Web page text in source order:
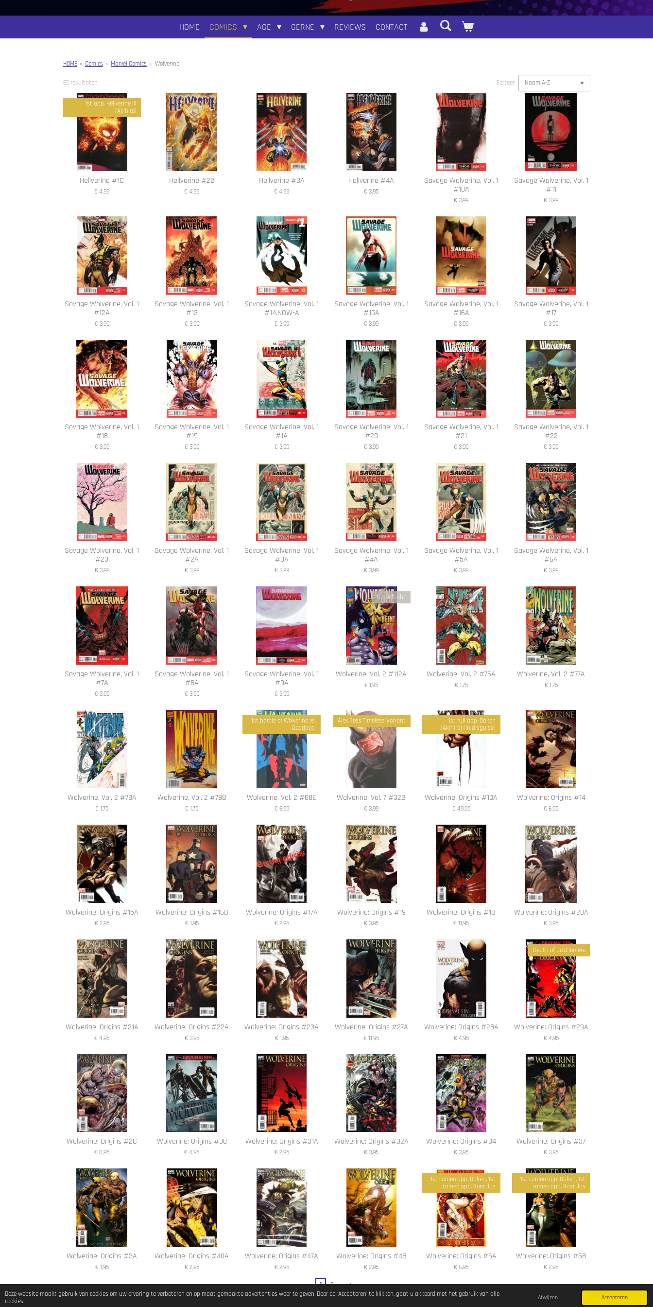
Deze website maakt gebruik van cookies om uw ervaring te verbeteren en op maat gemaakte advertenties weer te geven. Door op ‘Accepteren’ te klikken, gaat u akkoord met het gebruik van alle
cookies.
Afwijzen Accepteren
HOME COMICS AGE GERNE REVIEWS CONTACT
HOME » Comics » Marvel Comics » Wolverine
65 resultaten Sorteer:
1st app. Hellverine III
(Akihiro)
Hellverine #1C
€ 4,99
Hellverine #2B
€ 4,99
Hellverine #3A
€ 4,99
Hellverine #4A
€ 3,95
Savage Wolverine, Vol. 1
#10A
€ 3,99
Savage Wolverine, Vol. 1
#11
€ 3,99
Savage Wolverine, Vol. 1
#12A
€ 3,99
Savage Wolverine, Vol. 1
#13
€ 3,99
Savage Wolverine, Vol. 1
#14.NOW-A
€ 3,99
Savage Wolverine, Vol. 1
#15A
€ 3,99
Savage Wolverine, Vol. 1
#16A
€ 3,99
Savage Wolverine, Vol. 1
#17
€ 3,99
Savage Wolverine, Vol. 1
#18
€ 3,99
Savage Wolverine, Vol. 1
#19
€ 3,99
Savage Wolverine, Vol. 1
#1A
€ 3,99
Savage Wolverine, Vol. 1
#20
€ 3,99
Savage Wolverine, Vol. 1
#21
€ 3,99
Savage Wolverine, Vol. 1
#22
€ 3,99
Savage Wolverine, Vol. 1
#23
€ 3,99
Savage Wolverine, Vol. 1
#2A
€ 3,99
Savage Wolverine, Vol. 1
#3A
€ 3,99
Savage Wolverine, Vol. 1
#4A
€ 3,99
Savage Wolverine, Vol. 1
#5A
€ 3,99
Savage Wolverine, Vol. 1
#6A
€ 3,99
Savage Wolverine, Vol. 1
#7A
€ 3,99
Savage Wolverine, Vol. 1
#8A
€ 3,99
Savage Wolverine, Vol. 1
#9A
€ 3,99
Uitverkocht
Wolverine, Vol. 2 #112A
€ 1,95
Wolverine, Vol. 2 #76A
€ 1,75
Wolverine, Vol. 2 #77A
€ 1,75
Wolverine, Vol. 2 #78A
€ 1,75
Wolverine, Vol. 2 #79B
€ 1,75
1st battle of Wolverine vs.
Deadpool
Wolverine, Vol. 2 #88E
€ 6,99
Alex Ross Timeless Variant
Wolverine, Vol. 7 #32B
€ 3,99
1st full app. Daken
(Akihiro) (in disguise)
Wolverine: Origins #10A
€ 49,95
Wolverine: Origins #14
€ 6,95
Wolverine: Origins #15A
€ 2,95
Wolverine: Origins #16B
€ 1,95
Wolverine: Origins #17A
€ 2,95
Wolverine: Origins #19
€ 3,95
Wolverine: Origins #1B
€ 11,95
Wolverine: Origins #20A
€ 3,95
Wolverine: Origins #21A
€ 4,95
Wolverine: Origins #22A
€ 3,95
Wolverine: Origins #23A
€ 1,95
Wolverine: Origins #27A
€ 11,95
Wolverine: Origins #28A
€ 4,95
Death of Castlemere
Wolverine: Origins #29A
€ 4,95
Wolverine: Origins #2C
€ 0,95
Wolverine: Origins #30
€ 4,95
Wolverine: Origins #31A
€ 2,95
Wolverine: Origins #32A
€ 3,95
Wolverine: Origins #34
€ 3,95
Wolverine: Origins #37
€ 3,95
Wolverine: Origins #3A
€ 1,95
Wolverine: Origins #40A
€ 2,95
Wolverine: Origins #47A
€ 2,95
Wolverine: Origins #4B
€ 2,95
1st cameo app. Daken, 1st
cameo app. Romulus
Wolverine: Origins #5A
€ 6,95
1st cameo app. Daken, 1st
cameo app. Romulus
Wolverine: Origins #5B
€ 2,95
1 2